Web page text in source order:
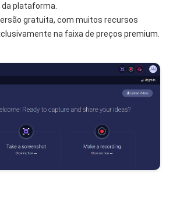
plataforma.
gratuita, com muitos recursos
na faixa de preços premium.